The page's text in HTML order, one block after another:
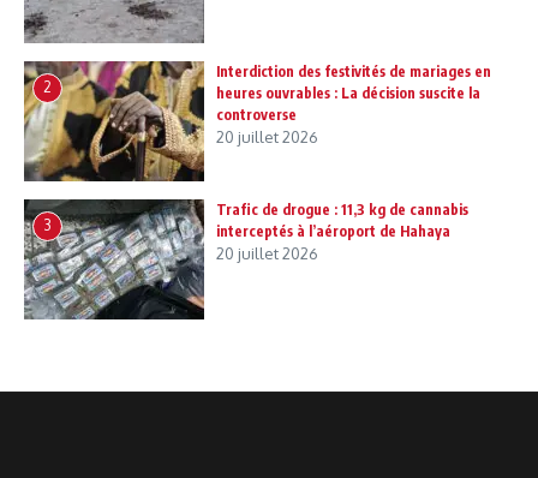
2
Interdiction des festivités de mariages en
heures ouvrables : La décision suscite la
controverse
20 juillet 2026
3
Trafic de drogue : 11,3 kg de cannabis
interceptés à l’aéroport de Hahaya
20 juillet 2026